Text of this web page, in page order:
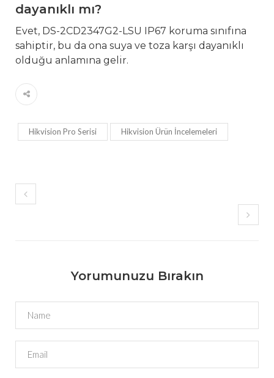
dayanıklı mı?
Evet, DS-2CD2347G2-LSU IP67 koruma sınıfına
sahiptir, bu da ona suya ve toza karşı dayanıklı
olduğu anlamına gelir.
Hikvision Pro Serisi Hikvision Ürün İncelemeleri
Yorumunuzu Bırakın